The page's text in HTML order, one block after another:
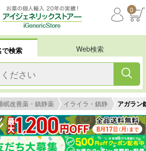
0
検索 Web検索
眠改善薬・鎮静薬 イライラ・鎮静 アガラン